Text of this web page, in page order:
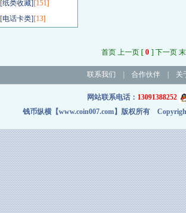
[纸类收藏][151]
[电话卡类][13]
首页 上一页 [ 0 ] 下一页
联系我们 合作伙伴| 关
网站联系电话： 13091388252
钱币纵横【www.coin007.com】版权所有